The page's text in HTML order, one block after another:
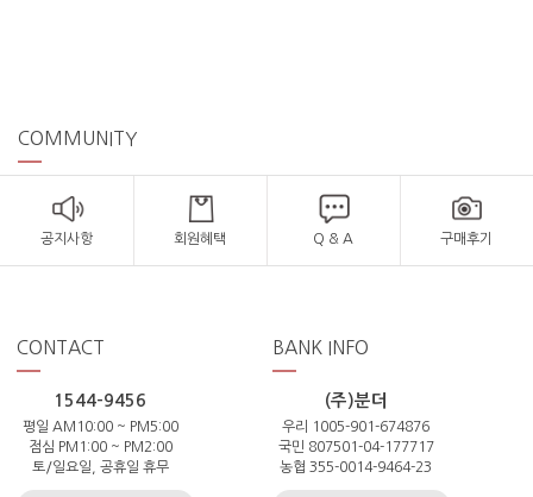
COMMUNITY
공지사항 회원혜택 Q & A 구매후기
CONTACT
1544-9456
평일 AM10:00 ~ PM5:00
점심 PM1:00 ~ PM2:00
토/일요일, 공휴일 휴무
BANK INFO
(주)분더
우리 1005-901-674876
국민 807501-04-177717
농협 355-0014-9464-23